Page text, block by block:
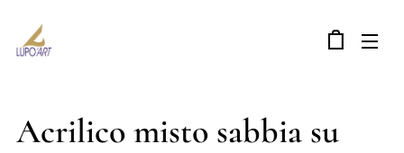
Acrilico misto sabbia su